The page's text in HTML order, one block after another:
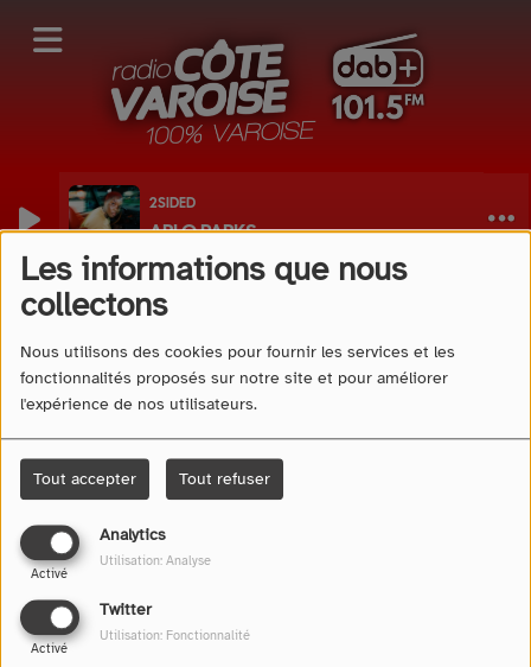
Les informations que nous
collectons
Nous utilisons des cookies pour fournir les services et les
fonctionnalités proposés sur notre site et pour améliorer
l'expérience de nos utilisateurs.
Tout accepter Tout refuser
Analytics
Activé
Utilisation: Analyse
Twitter
Activé
Utilisation: Fonctionnalité
2SIDED
ARLO PARKS